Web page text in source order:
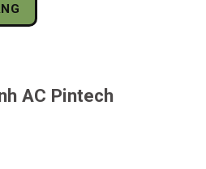
AC Pintech